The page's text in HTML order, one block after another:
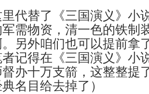
代替了《三国演义》小
需物资，清一色的铁制
另外咱们也可以提前拿
记得在《三国演义》小
办十万支箭，这整整提
名目给去掉了）